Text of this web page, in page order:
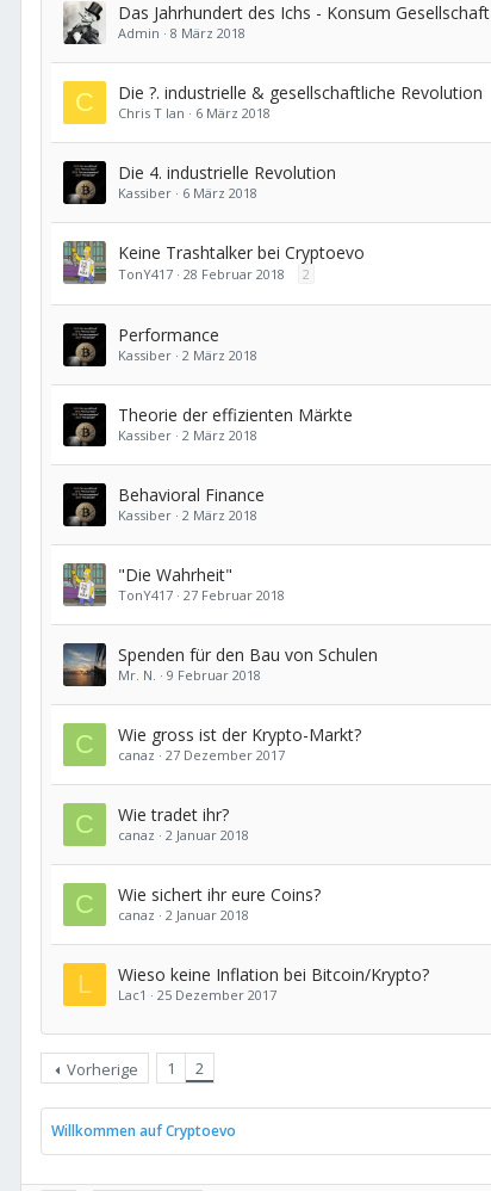
Das Jahrhundert des Ichs - Konsum Gesellschaft
Admin 8 März 2018
C Die ?. industrielle & gesellschaftliche Revolution
Chris T Ian 6 März 2018
Die 4. industrielle Revolution
Kassiber 6 März 2018
Keine Trashtalker bei Cryptoevo
TonY417 28 Februar 2018 2
Performance
Kassiber 2 März 2018
Theorie der effizienten Märkte
Kassiber 2 März 2018
Behavioral Finance
Kassiber 2 März 2018
"Die Wahrheit"
TonY417 27 Februar 2018
Spenden für den Bau von Schulen
Mr. N. 9 Februar 2018
C Wie gross ist der Krypto-Markt?
canaz 27 Dezember 2017
C Wie tradet ihr?
canaz 2 Januar 2018
C Wie sichert ihr eure Coins?
canaz 2 Januar 2018
L Wieso keine Inflation bei Bitcoin/Krypto?
Lac1 25 Dezember 2017
Vorherige 1 2
Willkommen auf Cryptoevo